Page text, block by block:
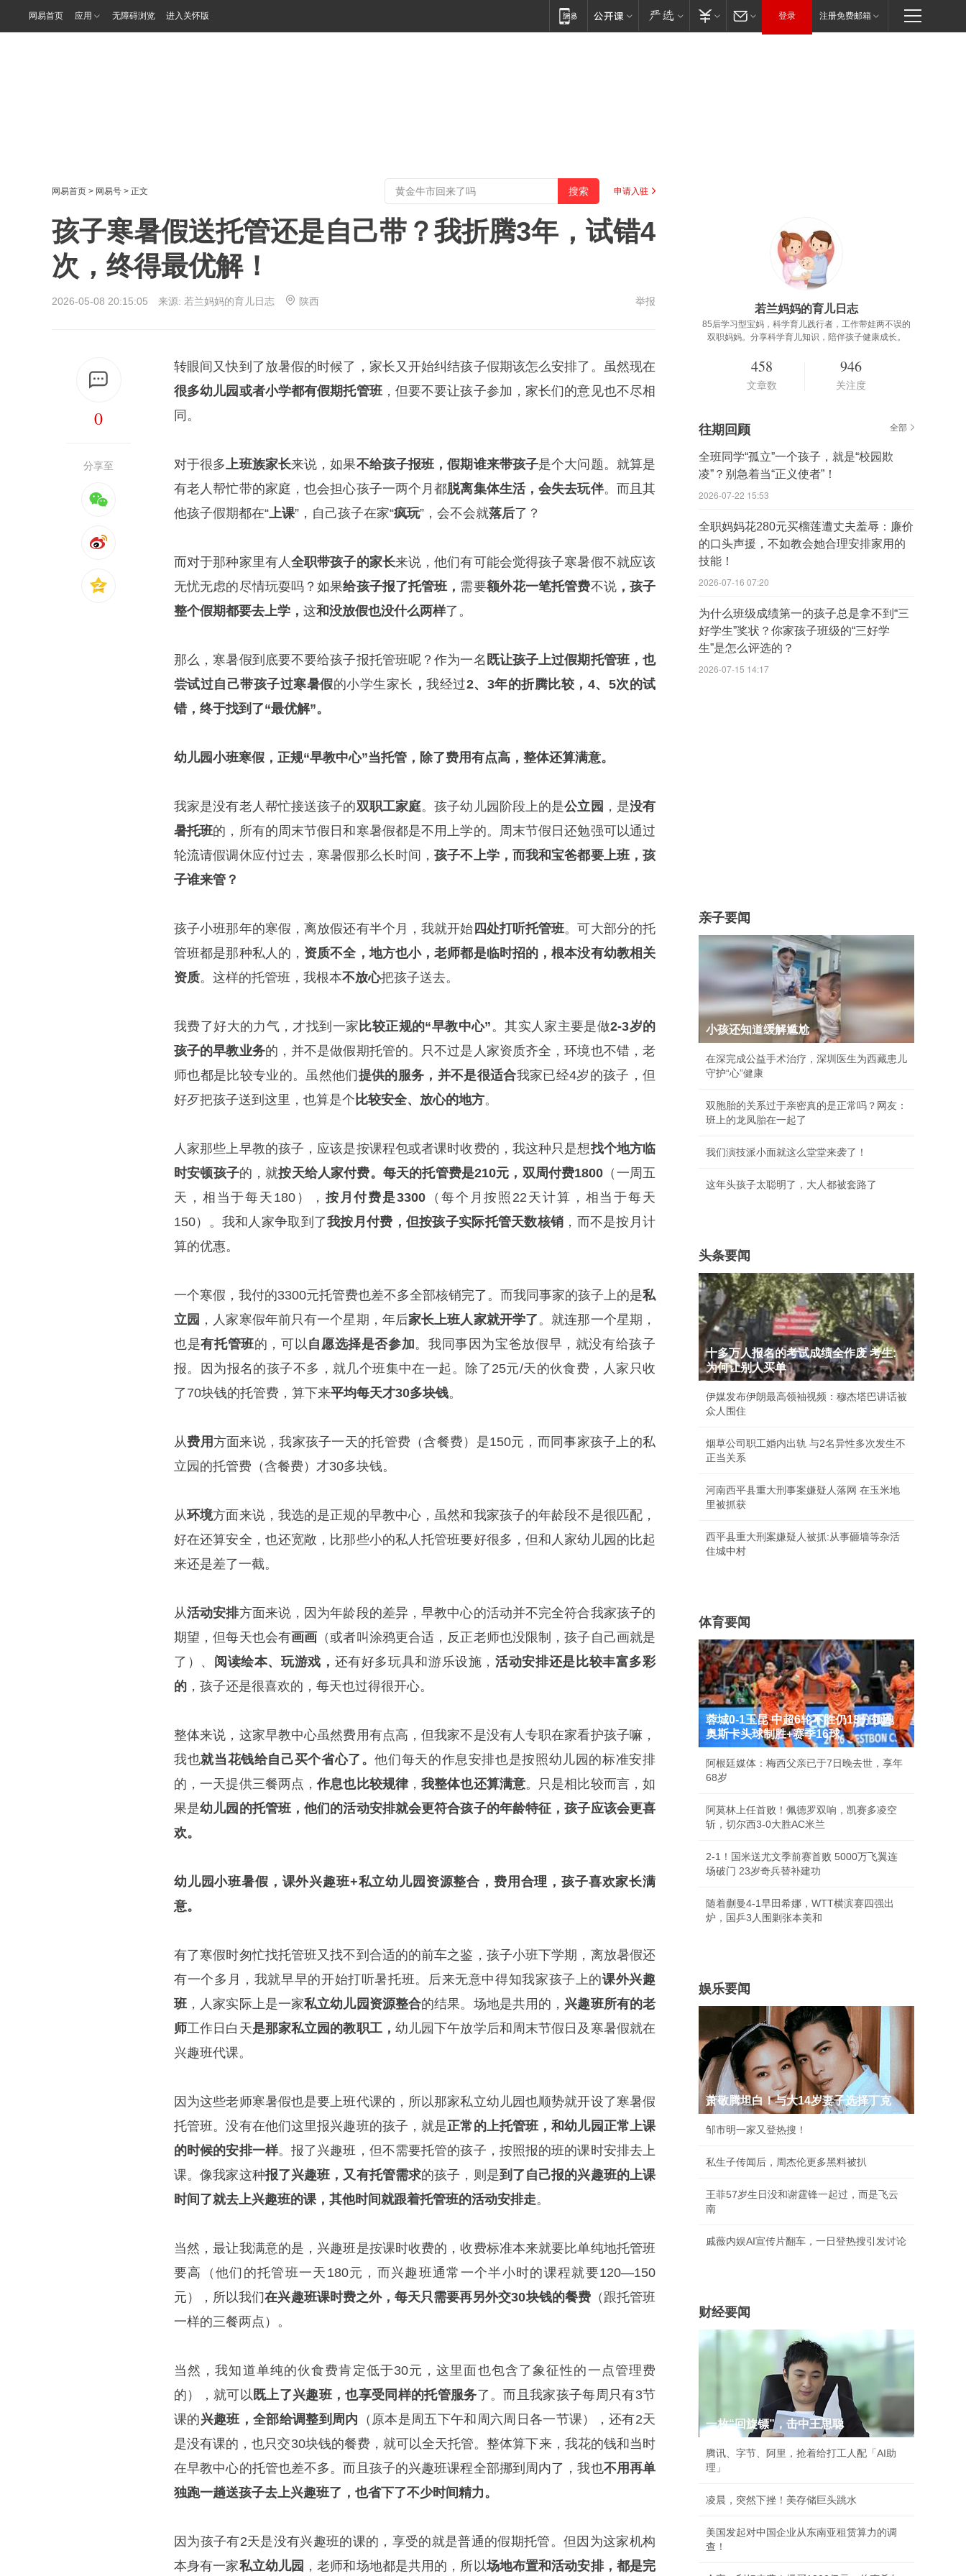
网易首页 应用 无障碍浏览 进入关怀版 登录 注册免费邮箱
网易首页 > 网易号 > 正文 申请入驻
孩子寒暑假送托管还是自己带？我折腾3年，试错4
次，终得最优解！
2026-05-08 20:15:05 来源: 若兰妈妈的育儿日志 陕西 举报
0
分享至
转眼间又快到了放暑假的时候了，家长又开始纠结孩子假期该怎么安排了。虽然现在
很多幼儿园或者小学都有假期托管班，但要不要让孩子参加，家长们的意见也不尽相
同。
对于很多上班族家长来说，如果不给孩子报班，假期谁来带孩子是个大问题。就算是
有老人帮忙带的家庭，也会担心孩子一两个月都脱离集体生活，会失去玩伴。而且其
他孩子假期都在“上课”，自己孩子在家“疯玩”，会不会就落后了？
而对于那种家里有人全职带孩子的家长来说，他们有可能会觉得孩子寒暑假不就应该
无忧无虑的尽情玩耍吗？如果给孩子报了托管班， 需要额外花一笔托管费不说，孩子
整个假期都要去上学， 这和没放假也没什么两样了。
那么，寒暑假到底要不要给孩子报托管班呢？作为一名 既让孩子上过假期托管班，也
尝试过自己带孩子过寒暑假的小学生家长 ，我经过2、3年的折腾比较，4、5次的试
错，终于找到了“最优解”。
幼儿园小班寒假，正规“早教中心”当托管，除了费用有点高，整体还算满意。
我家是没有老人帮忙接送孩子的双职工家庭。孩子幼儿园阶段上的是公立园 ，是没有
暑托班的，所有的周末节假日和寒暑假都是不用上学的。周末节假日还勉强可以通过
轮流请假调休应付过去，寒暑假那么长时间，孩子不上学，而我和宝爸都要上班，孩
子谁来管？
孩子小班那年的寒假，离放假还有半个月，我就开始 四处打听托管班。可大部分的托
管班都是那种私人的， 资质不全，地方也小，老师都是临时招的，根本没有幼教相关
资质。这样的托管班，我根本不放心把孩子送去。
我费了好大的力气，才找到一家 比较正规的“早教中心”。其实人家主要是做2-3岁的
孩子的早教业务的，并不是做假期托管的。只不过是人家资质齐全，环境也不错，老
师也都是比较专业的。虽然他们提供的服务，并不是很适合我家已经4岁的孩子，但
好歹把孩子送到这里，也算是个 比较安全、放心的地方。
人家那些上早教的孩子，应该是按课程包或者课时收费的，我这种只是想找个地方临
时安顿孩子的，就按天给人家付费。每天的托管费是210元，双周付费1800 （一周五
天，相当于每天180）， 按月付费是3300 （每个月按照22天计算，相当于每天
150）。我和人家争取到了我按月付费，但按孩子实际托管天数核销 ，而不是按月计
算的优惠。
一个寒假，我付的3300元托管费也差不多全部核销完了。而我同事家的孩子上的是私
立园 ，人家寒假年前只有一个星期，年后家长上班人家就开学了。就连那一个星期，
也是有托管班的，可以自愿选择是否参加。我同事因为宝爸放假早，就没有给孩子
报。因为报名的孩子不多，就几个班集中在一起。除了25元/天的伙食费，人家只收
了70块钱的托管费，算下来平均每天才30多块钱。
从费用方面来说，我家孩子一天的托管费（含餐费）是150元，而同事家孩子上的私
立园的托管费（含餐费）才30多块钱。
从环境方面来说，我选的是正规的早教中心，虽然和我家孩子的年龄段不是很匹配，
好在还算安全，也还宽敞，比那些小的私人托管班要好很多，但和人家幼儿园的比起
来还是差了一截。
从活动安排方面来说，因为年龄段的差异，早教中心的活动并不完全符合我家孩子的
期望，但每天也会有画画 （或者叫涂鸦更合适，反正老师也没限制，孩子自己画就是
了）、
阅读绘本、玩游戏， 还有好多玩具和游乐设施，活动安排还是比较丰富多彩
的 ，孩子还是很喜欢的，每天也过得很开心。
整体来说，这家早教中心虽然费用有点高，但我家不是没有人专职在家看护孩子嘛，
我也就当花钱给自己买个省心了。他们每天的作息安排也是按照幼儿园的标准安排
的，一天提供三餐两点，作息也比较规律，我整体也还算满意。只是相比较而言，如
果是幼儿园的托管班，他们的活动安排就会更符合孩子的年龄特征，孩子应该会更喜
欢。
幼儿园小班暑假，课外兴趣班+私立幼儿园资源整合，费用合理，孩子喜欢家长满
意。
有了寒假时匆忙找托管班又找不到合适的的前车之鉴，孩子小班下学期，离放暑假还
有一个多月，我就早早的开始打听暑托班。后来无意中得知我家孩子上的课外兴趣
班，人家实际上是一家私立幼儿园资源整合的结果。场地是共用的， 兴趣班所有的老
师工作日白天是那家私立园的教职工， 幼儿园下午放学后和周末节假日及寒暑假就在
兴趣班代课。
因为这些老师寒暑假也是要上班代课的，所以那家私立幼儿园也顺势就开设了寒暑假
托管班。没有在他们这里报兴趣班的孩子，就是正常的上托管班，和幼儿园正常上课
的时候的安排一样。报了兴趣班，但不需要托管的孩子，按照报的班的课时安排去上
课。像我家这种报了兴趣班，又有托管需求的孩子，则是到了自己报的兴趣班的上课
时间了就去上兴趣班的课，其他时间就跟着托管班的活动安排走。
当然，最让我满意的是，兴趣班是按课时收费的，收费标准本来就要比单纯地托管班
要高（他们的托管班一天180元，而兴趣班通常一个半小时的课程就要120—150
元），所以我们在兴趣班课时费之外，每天只需要再另外交30块钱的餐费（跟托管班
一样的三餐两点）。
当然，我知道单纯的伙食费肯定低于30元，这里面也包含了象征性的一点管理费
的），就可以 既上了兴趣班，也享受同样的托管服务了。而且我家孩子每周只有3节
课的兴趣班，全部给调整到周内 （原本是周五下午和周六周日各一节课），还有2天
是没有课的，也只交30块钱的餐费，就可以全天托管。整体算下来，我花的钱和当时
在早教中心的托管也差不多。而且孩子的兴趣班课程全部挪到周内了，我也不用再单
独跑一趟送孩子去上兴趣班了，也省下了不少时间精力。
因为孩子有2天是没有兴趣班的课的，享受的就是普通的假期托管。但因为这家机构
本身有一家私立幼儿园 ，老师和场地都是共用的，所以场地布置和活动安排，都是完
若兰妈妈的育儿日志
85后学习型宝妈，科学育儿践行者，工作带娃两不误的
双职妈妈。分享科学育儿知识，陪伴孩子健康成长。
458
文章数
946
关注度
往期回顾 全部
全班同学“孤立”一个孩子，就是“校园欺
凌”？别急着当“正义使者”！
2026-07-22 15:53
全职妈妈花280元买榴莲遭丈夫羞辱：廉价
的口头声援，不如教会她合理安排家用的
技能！
2026-07-16 07:20
为什么班级成绩第一的孩子总是拿不到“三
好学生”奖状？你家孩子班级的“三好学
生”是怎么评选的？
2026-07-15 14:17
亲子要闻
小孩还知道缓解尴尬
在深完成公益手术治疗，深圳医生为西藏患儿
守护“心”健康
双胞胎的关系过于亲密真的是正常吗？网友：
班上的龙凤胎在一起了
我们演技派小面就这么堂堂来袭了！
这年头孩子太聪明了，大人都被套路了
头条要闻
十多万人报名的考试成绩全作废 考生:
为何让别人买单
伊媒发布伊朗最高领袖视频：穆杰塔巴讲话被
众人围住
烟草公司职工婚内出轨 与2名异性多次发生不
正当关系
河南西平县重大刑事案嫌疑人落网 在玉米地
里被抓获
西平县重大刑案嫌疑人被抓:从事砸墙等杂活
住城中村
体育要闻
蓉城0-1玉昆 中超6轮不胜仍13分领跑
奥斯卡头球制胜+赛季16球
阿根廷媒体：梅西父亲已于7日晚去世，享年
68岁
阿莫林上任首败！佩德罗双响，凯赛多凌空
斩，切尔西3-0大胜AC米兰
2-1！国米送尤文季前赛首败 5000万飞翼连
场破门 23岁奇兵替补建功
随着蒯曼4-1早田希娜，WTT横滨赛四强出
炉，国乒3人围剿张本美和
娱乐要闻
萧敬腾坦白！与大14岁妻子选择丁克
邹市明一家又登热搜！
私生子传闻后，周杰伦更多黑料被扒
王菲57岁生日没和谢霆锋一起过，而是飞云
南
戚薇内娱AI宣传片翻车，一日登热搜引发讨论
财经要闻
一枚“回旋镖”，击中王思聪
腾讯、字节、阿里，抢着给打工人配「AI助
理」
凌晨，突然下挫！美存储巨头跳水
美国发起对中国企业从东南亚租赁算力的调
查！